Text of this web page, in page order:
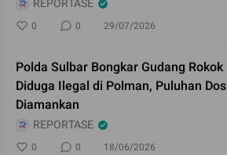
0 0 29/07/2026
Polda Sulbar Bongkar Gudang Rokok
Diduga Ilegal di Polman, Puluhan Dos
Diamankan
REPORTASE
0 0 18/06/2026